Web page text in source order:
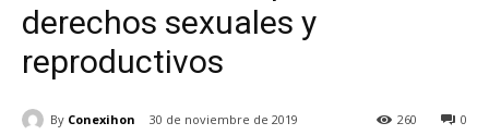
derechos sexuales y
reproductivos
By Conexihon 30 de noviembre de 2019 0
260